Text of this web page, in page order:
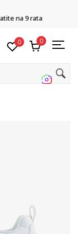
na 9 rata
0 0